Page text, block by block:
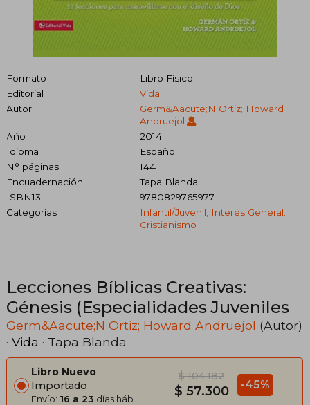
Formato
Libro Físico
Editorial
Vida
Autor
Germ&Aacute;N Ortiz; Howard
Andruejol
Año
2014
Idioma
Español
N° páginas
144
Encuadernación
Tapa Blanda
ISBN13
9780829765977
Categorías
Infantil/juvenil, Interés General:
Cristianismo
Lecciones Bíblicas Creativas:
Génesis (Especialidades Juveniles
Germ&Aacute;N Ortiz; Howard Andruejol (Autor)
· Vida · Tapa Blanda
Libro Nuevo
Importado
Envío: 16 a 23 días háb.
$ 104.182
$ 57.300 -45%